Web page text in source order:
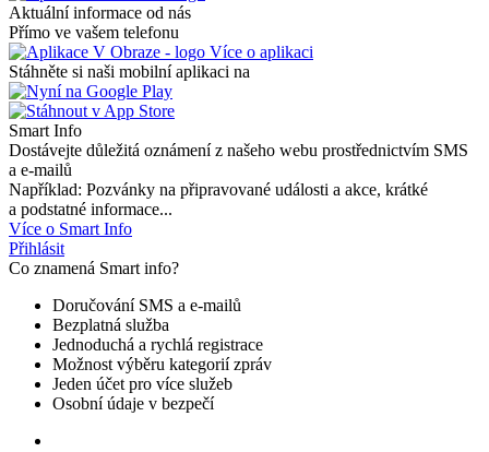
Aktuální informace od nás
Přímo ve vašem telefonu
Více o aplikaci
Stáhněte si naši mobilní aplikaci na
Smart Info
Dostávejte důležitá oznámení z našeho webu prostřednictvím SMS
a e-mailů
Například: Pozvánky na připravované události a akce, krátké
a podstatné informace...
Více o Smart Info
Přihlásit
Co znamená Smart info?
Doručování SMS a e-mailů
Bezplatná služba
Jednoduchá a rychlá registrace
Možnost výběru kategorií zpráv
Jeden účet pro více služeb
Osobní údaje v bezpečí